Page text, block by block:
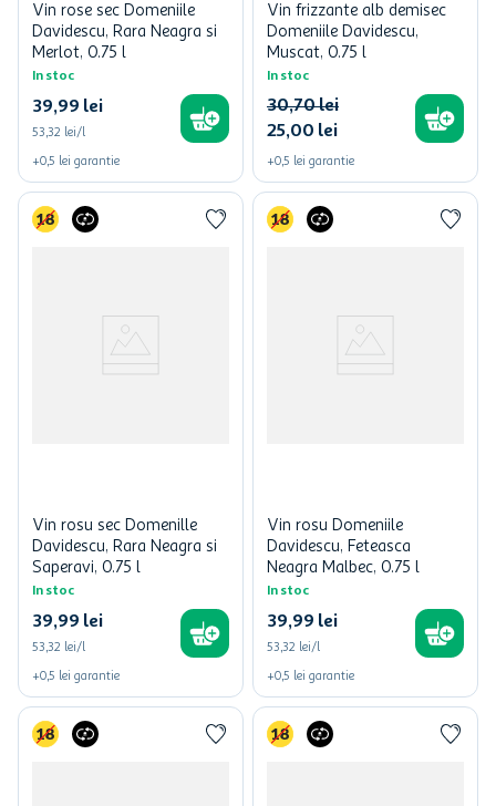
Vin rose sec Domeniile
Davidescu, Rara Neagra si
Merlot, 0.75 l
In stoc
39,99 lei
53,32 lei/l
+0,5 lei garantie
Vin frizzante alb demisec
Domeniile Davidescu,
Muscat, 0.75 l
In stoc
25,00 lei
30,70lei
+0,5 lei garantie
Vin rosu sec Domenille
Davidescu, Rara Neagra si
Saperavi, 0.75 l
In stoc
39,99 lei
53,32 lei/l
+0,5 lei garantie
Vin rosu Domeniile
Davidescu, Feteasca
Neagra Malbec, 0.75 l
In stoc
39,99 lei
53,32 lei/l
+0,5 lei garantie